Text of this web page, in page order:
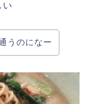
い
うのになー